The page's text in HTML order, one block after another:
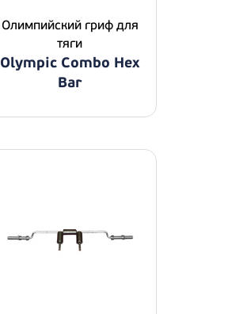
Олимпийский гриф для
тяги
Olympic Combo Hex
Bar